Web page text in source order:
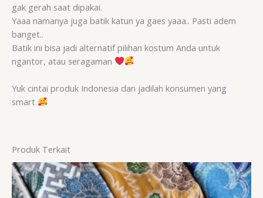
gak gerah saat dipakai.
Yaaa namanya juga batik katun ya gaes yaaa.. Pasti adem
banget..
Batik ini bisa jadi alternatif pilihan kostum Anda untuk
ngantor, atau seragaman
Yuk cintai produk Indonesia dan jadilah konsumen yang
smart
Produk Terkait